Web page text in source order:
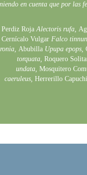
en cuenta que por las
Perdiz RojaAlectoris rufa,
Cernícalo VulgarFalco
Abubilla Upupa epops,
torquata, Roquero
undata, Mosquitero
caeruleus, Herrerillo